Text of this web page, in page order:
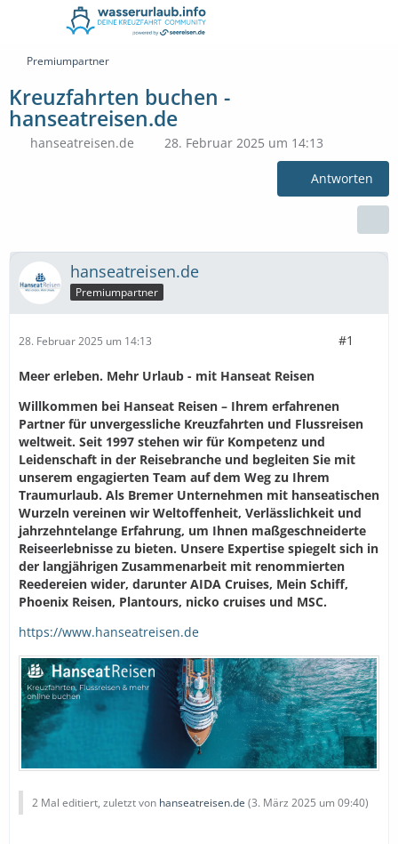
Premiumpartner
Kreuzfahrten buchen -
hanseatreisen.de
hanseatreisen.de 28. Februar 2025 um 14:13
Antworten
hanseatreisen.de
Premiumpartner
28. Februar 2025 um 14:13 #1
Meer erleben. Mehr Urlaub - mit Hanseat Reisen
Willkommen bei Hanseat Reisen – Ihrem erfahrenen
Partner für unvergessliche Kreuzfahrten und Flussreisen
weltweit. Seit 1997 stehen wir für Kompetenz und
Leidenschaft in der Reisebranche und begleiten Sie mit
unserem engagierten Team auf dem Weg zu Ihrem
Traumurlaub. Als Bremer Unternehmen mit hanseatischen
Wurzeln vereinen wir Weltoffenheit, Verlässlichkeit und
jahrzehntelange Erfahrung, um Ihnen maßgeschneiderte
Reiseerlebnisse zu bieten. Unsere Expertise spiegelt sich in
der langjährigen Zusammenarbeit mit renommierten
Reedereien wider, darunter AIDA Cruises, Mein Schiff,
Phoenix Reisen, Plantours, nicko cruises und MSC.
https://www.hanseatreisen.de
2 Mal editiert, zuletzt von hanseatreisen.de (3. März 2025 um 09:40)